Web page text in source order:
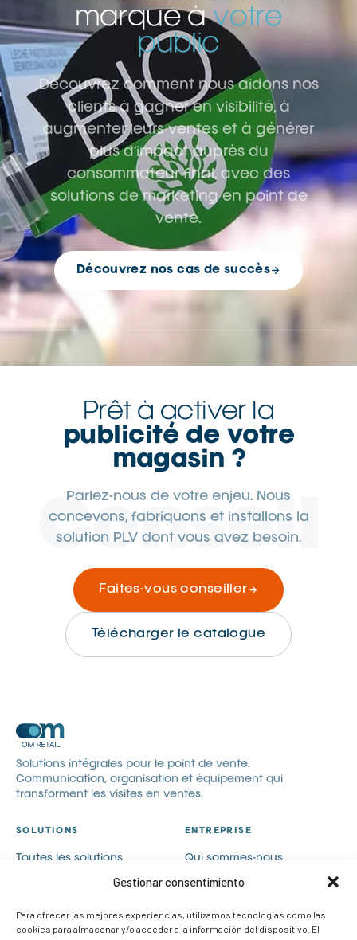
Gestionar consentimiento
Para ofrecer las mejores experiencias, utilizamos tecnologías como las
cookies para almacenar y/o acceder a la información del dispositivo. El
marque àvotre
public
Découvrez comment nous aidons nos
clients à gagner en visibilité, à
augmenter leurs ventes et à générer
plus d’impact auprès du
consommateur final, avec des
solutions de marketing en point de
vente.
Découvrez nos cas de succès
Conseil
Prêt à activer la
publicité de votre
magasin ?
Parlez-nous de votre enjeu. Nous
concevons, fabriquons et installons la
solution PLV dont vous avez besoin.
Faites-vous conseiller
Télécharger le catalogue
Solutions intégrales pour le point de vente.
Communication, organisation et équipement qui
transforment les visites en ventes.
SOLUTIONS
Toutes les solutions
Communication visuelle
PLV
Cas de succès
ENTREPRISE
Qui sommes-nous
Catalogues
Contact
Rejoignez-nous